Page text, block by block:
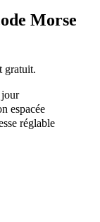
Morse
gratuit.
jour
espacée
réglable